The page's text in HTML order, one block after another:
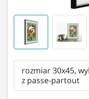
rozmiar 30x45,
z passe-partout